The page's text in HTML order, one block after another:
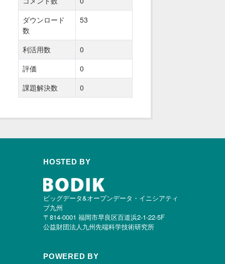
ダウンロード
数
53
利活用数
0
評価
0
課題解決数
0
HOSTED BY
ビッグデータ&オープンデータ・イニシアティ
ブ九州
〒814-0001 福岡市早良区百道浜2-1-22-5F
公益財団法人九州先端科学技術研究所
POWERED BY